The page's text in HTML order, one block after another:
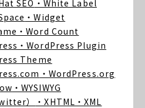
SEO ・White Label
・Widget
・Word Count
・WordPress Plugin
Theme
・WordPress.org
・WYSIWYG
）
・XHTML ・XML